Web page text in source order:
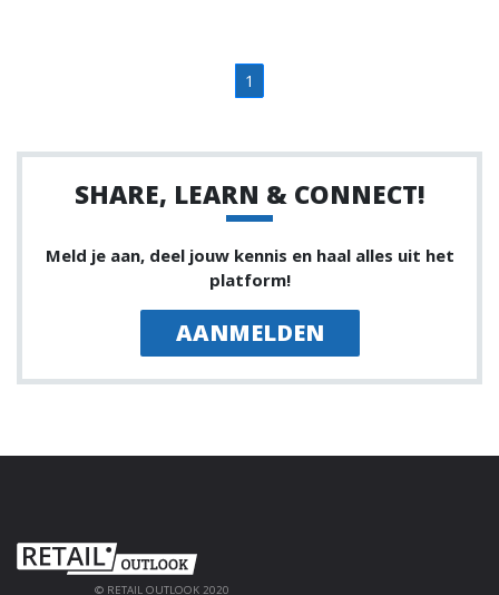
1
SHARE, LEARN & CONNECT!
Meld je aan, deel jouw kennis en haal alles uit het
platform!
AANMELDEN
© RETAIL OUTLOOK 2020